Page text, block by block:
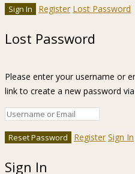
Register Lost Password
Lost Password
Please enter your username or
link to create a new password
Register Sign In
Sign In